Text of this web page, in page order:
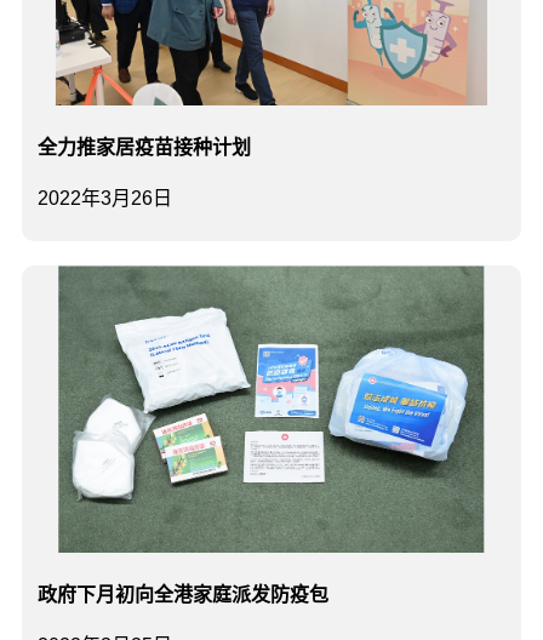
2022年3月26日
全力推家居疫苗接种计划
政府下月初向全港家庭派发防疫包